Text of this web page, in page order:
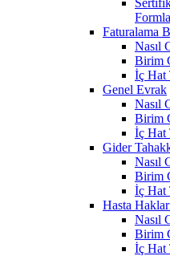
Faturalama
Nasıl
Birim
İç Hat
Genel Evrak
Nasıl
Birim
İç Hat
Gider
Nasıl
Birim
İç Hat
Hasta
Nasıl
Birim
İç Hat